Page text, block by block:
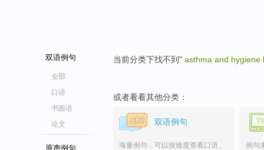
双语例句
全部
口语
书面语
论文
原声例句
当前分类下找不到" asthma and hygiene
或者看看其他分类：
双语例句
海量例句，可以按难度查看口语、
例句